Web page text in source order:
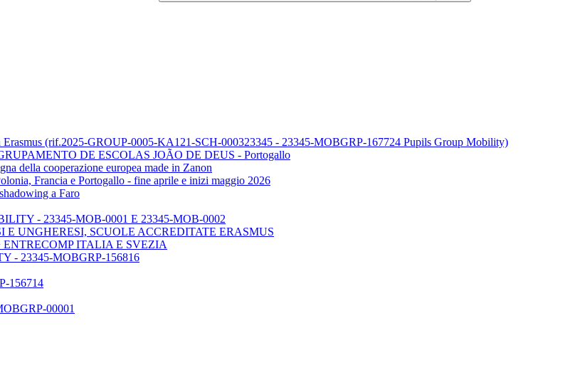
(rif.2025-GROUP-0005-KA121-SCH-000323345 - 23345-MOBGRP-167724 Pupils Group Mobility)
DE ESCOLAS JOÃO DE DEUS - Portogallo
della cooperazione europea made in Zanon
Francia e Portogallo - fine aprile e inizi maggio 2026
a Faro
- 23345-MOB-0001 E 23345-MOB-0002
UNGHERESI, SCUOLE ACCREDITATE ERASMUS
ITALIA E SVEZIA
- 23345-MOBGRP-156816
156714
00001